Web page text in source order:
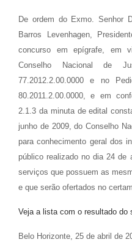
De ordem do Exmo. Senhor
Barros Levenhagen,
concurso em epígrafe, em
Conselho Nacional de
77.2012.2.00.0000 e no
80.2011.2.00.0000, e em
2.1.3 da minuta de edital
junho de 2009, do Conselho
para conhecimento geral dos
público realizado no dia 24 de
serviços que possuem as
e que serão ofertados no
Veja a lista com o resultado do
Belo Horizonte, 25 de abril de